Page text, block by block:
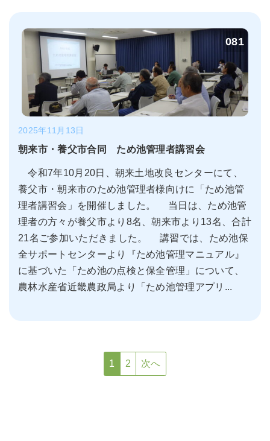
081
2025年11月13日
朝来市・養父市合同 ため池管理者講習会
令和7年10月20日、朝来土地改良センターにて、
養父市・朝来市のため池管理者様向けに「ため池管
理者講習会」を開催しました。 当日は、ため池管
理者の方々が養父市より8名、朝来市より13名、合計
21名ご参加いただきました。 講習では、ため池保
全サポートセンターより『ため池管理マニュアル』
に基づいた「ため池の点検と保全管理」について、
農林水産省近畿農政局より「ため池管理アプリ...
1 2 次へ